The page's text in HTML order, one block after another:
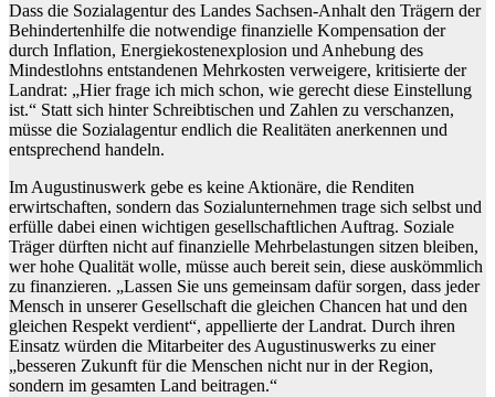
Dass die Sozialagentur des Landes Sachsen-Anhalt den Trägern der
Behindertenhilfe die notwendige finanzielle Kompensation der
durch Inflation, Energiekostenexplosion und Anhebung des
Mindestlohns entstandenen Mehrkosten verweigere, kritisierte der
Landrat: „Hier frage ich mich schon, wie gerecht diese Einstellung
ist.“ Statt sich hinter Schreibtischen und Zahlen zu verschanzen,
müsse die Sozialagentur endlich die Realitäten anerkennen und
entsprechend handeln.
Im Augustinuswerk gebe es keine Aktionäre, die Renditen
erwirtschaften, sondern das Sozialunternehmen trage sich selbst und
erfülle dabei einen wichtigen gesellschaftlichen Auftrag. Soziale
Träger dürften nicht auf finanzielle Mehrbelastungen sitzen bleiben,
wer hohe Qualität wolle, müsse auch bereit sein, diese auskömmlich
zu finanzieren. „Lassen Sie uns gemeinsam dafür sorgen, dass jeder
Mensch in unserer Gesellschaft die gleichen Chancen hat und den
gleichen Respekt verdient“, appellierte der Landrat. Durch ihren
Einsatz würden die Mitarbeiter des Augustinuswerks zu einer
„besseren Zukunft für die Menschen nicht nur in der Region,
sondern im gesamten Land beitragen.“